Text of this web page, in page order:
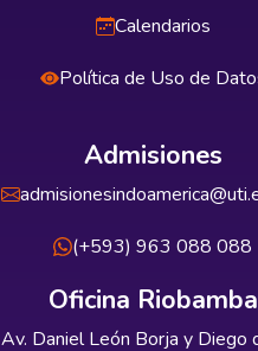
Calendarios
Política de Uso de
Admisiones
(+593) 963 088 088
Oficina Riobamba
Av. Daniel León Borja y Diego